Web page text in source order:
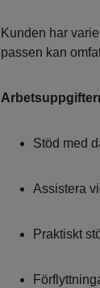
Kunden har
passen kan
Stöd med
Assistera
Praktiskt